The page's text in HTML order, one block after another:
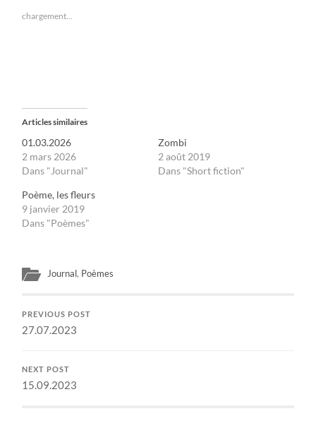
chargement…
Articles similaires
01.03.2026
2 mars 2026
Dans "Journal"
Zombi
2 août 2019
Dans "Short fiction"
Poème, les fleurs
9 janvier 2019
Dans "Poèmes"
Journal, Poèmes
PREVIOUS POST
27.07.2023
NEXT POST
15.09.2023